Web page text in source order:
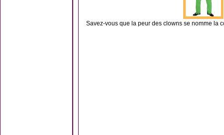
Savez-vous que la peur des clowns se nomme la